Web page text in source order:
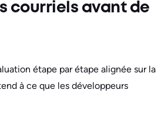
courriels avant de
étape par étape alignée sur la
à ce que les développeurs